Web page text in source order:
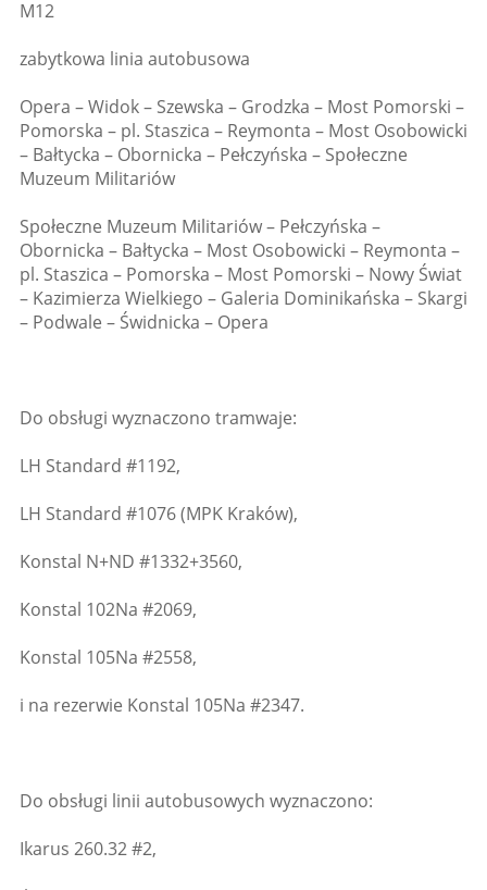
M12
zabytkowa linia autobusowa
Opera – Widok – Szewska – Grodzka – Most Pomorski –
Pomorska – pl. Staszica – Reymonta – Most Osobowicki
– Bałtycka – Obornicka – Pełczyńska – Społeczne
Muzeum Militariów
Społeczne Muzeum Militariów – Pełczyńska –
Obornicka – Bałtycka – Most Osobowicki – Reymonta –
pl. Staszica – Pomorska – Most Pomorski – Nowy Świat
– Kazimierza Wielkiego – Galeria Dominikańska – Skargi
– Podwale – Świdnicka – Opera
Do obsługi wyznaczono tramwaje:
LH Standard #1192,
LH Standard #1076 (MPK Kraków),
Konstal N+ND #1332+3560,
Konstal 102Na #2069,
Konstal 105Na #2558,
i na rezerwie Konstal 105Na #2347.
Do obsługi linii autobusowych wyznaczono:
Ikarus 260.32 #2,